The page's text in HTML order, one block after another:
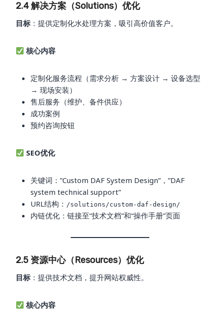
2.4 解决方案（Solutions）优化
目标 ：提供定制化水处理方案，吸引高价值客户。
核心内容
定制化服务流程（需求分析 → 方案设计 → 设备选型
→ 现场安装）
售后服务（维护、备件供应）
成功案例
预约咨询按钮
SEO优化
关键词：”Custom DAF System Design”，”DAF
system technical support”
URL结构： /solutions/custom-daf-design/
内链优化：链接至“技术文档”和“操作手册”页面
2.5 资源中心（Resources）优化
目标 ：提供技术文档，提升网站权威性。
核心内容